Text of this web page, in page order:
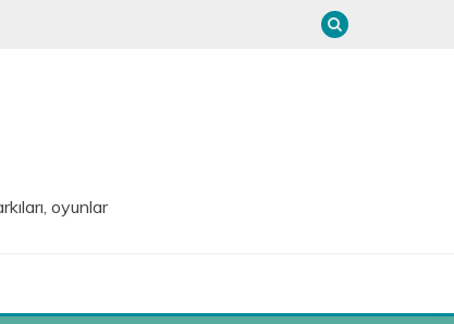
oyunlar